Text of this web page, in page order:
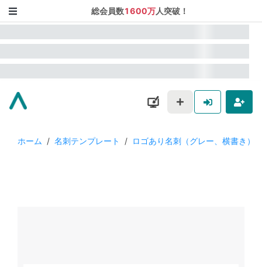
総会員数1600万人突破！
ホーム / 名刺テンプレート / ロゴあり名刺（グレー、横書き）